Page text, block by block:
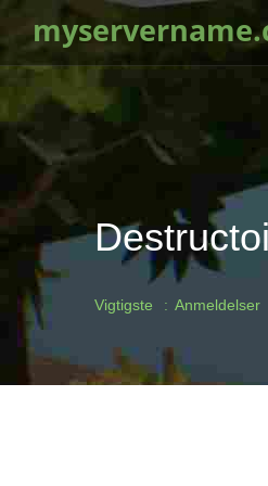
Vigtigste Anmeldelser